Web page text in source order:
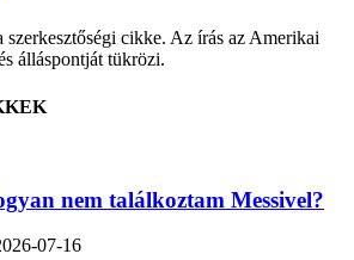
cikke. Az írás az Amerikai
álláspontját tükrözi.
nem találkoztam Messivel?
07-16